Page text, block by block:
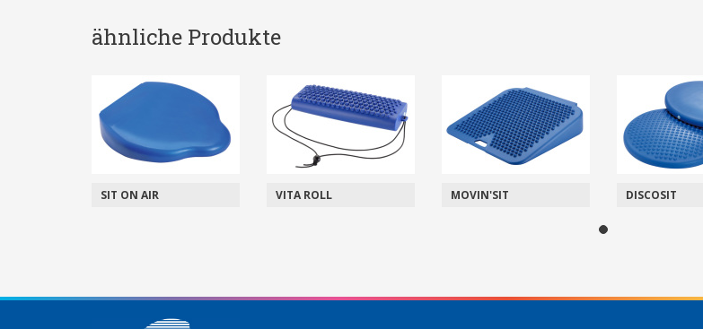
ähnliche Produkte
SIT ON AIR VITA ROLL MOVIN'SIT DISCOSIT